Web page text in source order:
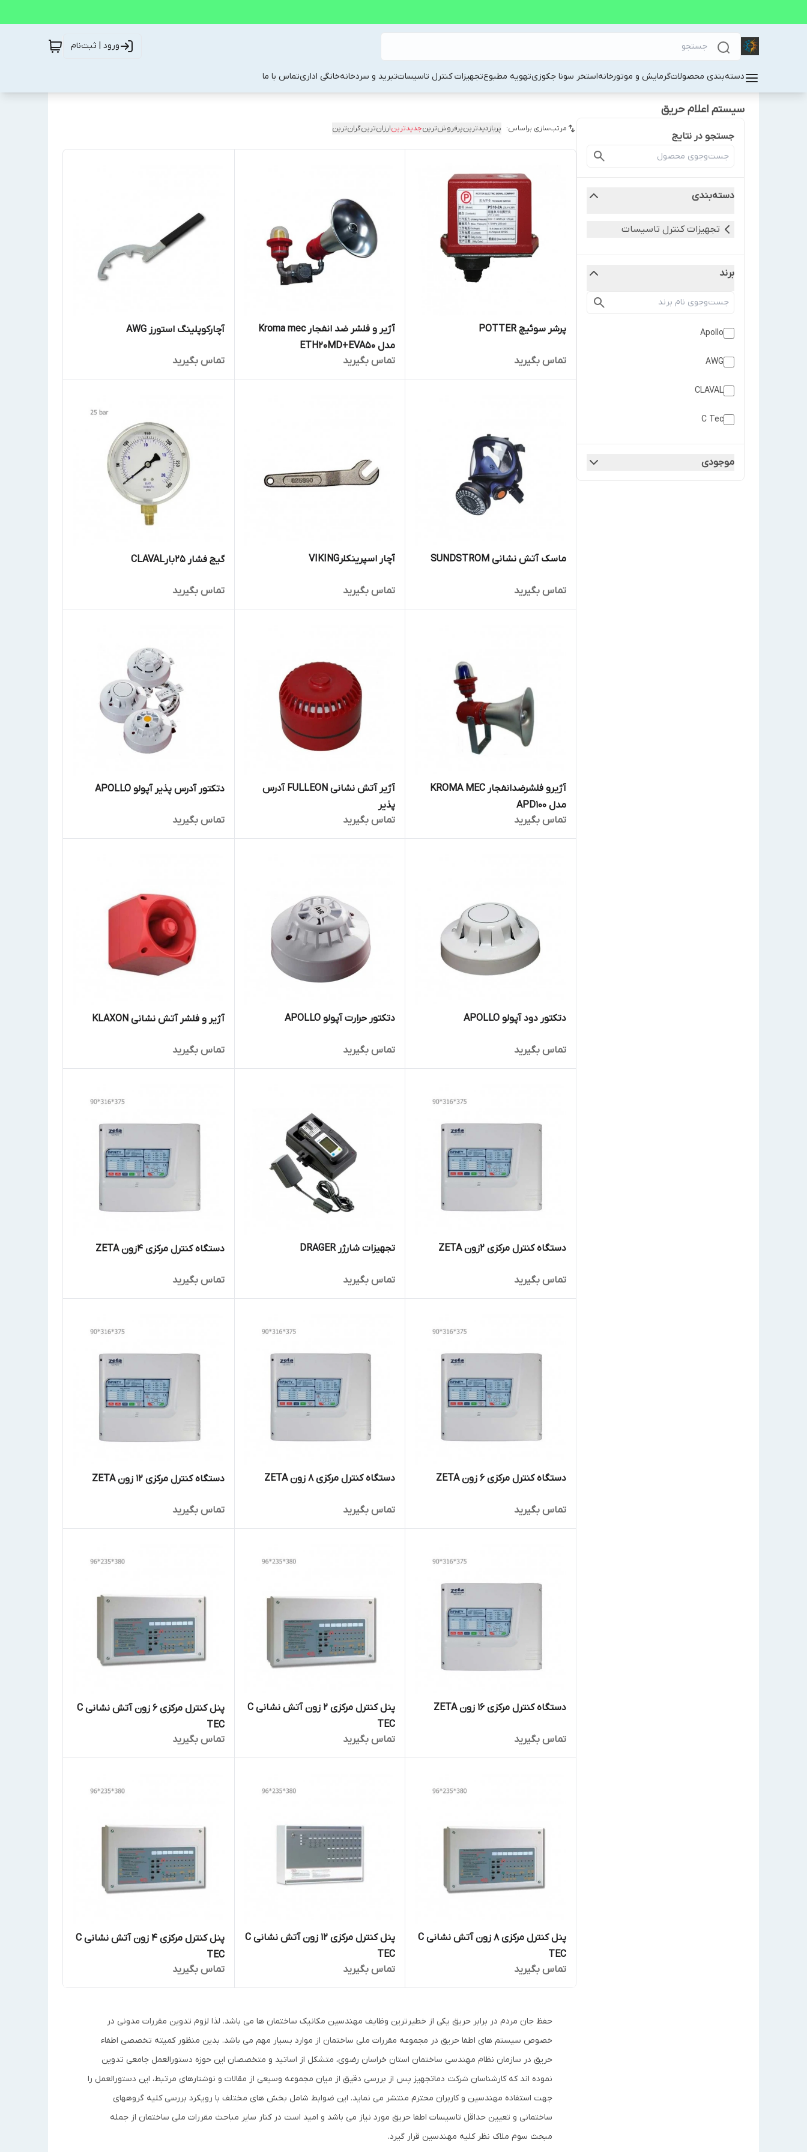
ورود | ثبت‌نام
دسته‌بندی محصولاتگرمایش و موتورخانهاستخر سونا جکوزیتهویه مطبوعتجهیزات کنترل تاسیساتتبرید و سردخانهخانگی اداریتماس با ما
سیستم اعلام حریق
جستجو در نتایج
دسته‌بندی
تجهیزات کنترل تاسیسات
برند
Apollo
AWG
CLAVAL
C Tec
موجودی
مرتب‌سازی براساس: پربازدیدترینپرفروش‌ترینجدیدترینارزان‌ترینگران‌ترین
پرشر سوئیچ POTTER
تماس بگیرید
آژیر و فلشر ضد انفجار Kroma mec
مدل ETH20MD+EVA50
تماس بگیرید
آچارکوپلینگ استورز AWG
تماس بگیرید
ماسک آتش نشانی SUNDSTROM
تماس بگیرید
آچار اسپرینکلرVIKING
تماس بگیرید
گیج فشار 25بارCLAVAL
تماس بگیرید
آژیرو فلشرضدانفجار KROMA MEC
مدل APD100
تماس بگیرید
آژیر آتش نشانی FULLEON آدرس
پذیر
تماس بگیرید
دتکتور آدرس پذیر آپولو APOLLO
تماس بگیرید
دتکتور دود آپولو APOLLO
تماس بگیرید
دتکتور حرارت آپولو APOLLO
تماس بگیرید
آژیر و فلشر آتش نشانی KLAXON
تماس بگیرید
دستگاه کنترل مرکزی 2زون ZETA
تماس بگیرید
تجهیزات شارژر DRAGER
تماس بگیرید
دستگاه کنترل مرکزی 4زون ZETA
تماس بگیرید
دستگاه کنترل مرکزی 6 زون ZETA
تماس بگیرید
دستگاه کنترل مرکزی 8 زون ZETA
تماس بگیرید
دستگاه کنترل مرکزی 12 زون ZETA
تماس بگیرید
دستگاه کنترل مرکزی 16 زون ZETA
تماس بگیرید
پنل کنترل مرکزی 2 زون آتش نشانی C
TEC
تماس بگیرید
پنل کنترل مرکزی 6 زون آتش نشانی C
TEC
تماس بگیرید
پنل کنترل مرکزی 8 زون آتش نشانی C
TEC
تماس بگیرید
پنل کنترل مرکزی 12 زون آتش نشانی C
TEC
تماس بگیرید
پنل کنترل مرکزی 4 زون آتش نشانی C
TEC
تماس بگیرید
حفظ جان مردم در برابر حریق یکی از خطیرترین وظایف مهندسین مکانیک ساختمان ها می باشد. لذا لزوم تدوین مقررات مدونی در
خصوص سیستم های اطفا حریق در مجموعه مقررات ملی ساختمان از موارد بسیار مهم می باشد. بدین منظور کمیته تخصصی اطفاء
حریق در سازمان نظام مهندسی ساختمان استان خراسان رضوی، متشکل از اساتید و متخصصان این حوزه دستورالعمل جامعی تدوین
نموده اند که کارشناسان شرکت دماتجهیز پس از بررسی دقیق از میان مجموعه وسیعی از مقالات و نوشتارهای مرتبط، این دستورالعمل را
جهت استفاده مهندسین و کاربران محترم منتشر می نماید. این ضوابط شامل بخش های مختلف با رویکرد بررسی کلیه گروههای
ساختمانی و تعیین حداقل تاسیسات اطفا حریق مورد نیاز می باشد و امید است در کنار سایر مباحث مقررات ملی ساختمان از جمله
مبحث سوم ملاک نظر کلیه مهندسین قرار گیرد.